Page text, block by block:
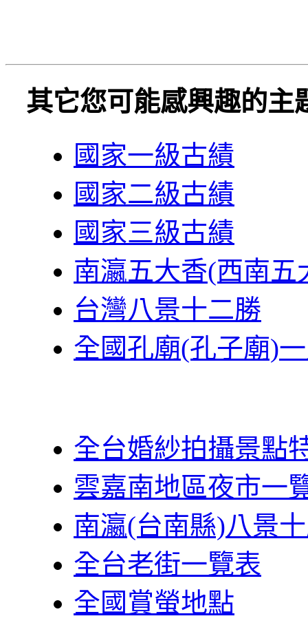
其它您可能感興趣的主
國家一級古績
國家二級古績
國家三級古績
南瀛五大香(西南五
台灣八景十二勝
全國孔廟(孔子廟)
全台婚紗拍攝景點
雲嘉南地區夜市一
南瀛(台南縣)八景
全台老街一覽表
全國賞螢地點